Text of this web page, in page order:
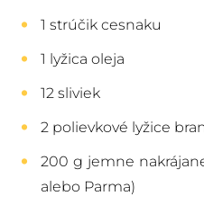
1 strúčik cesnaku
1 lyžica oleja
12 sliviek
2 polievkové lyžice
200 g jemne
alebo Parma)